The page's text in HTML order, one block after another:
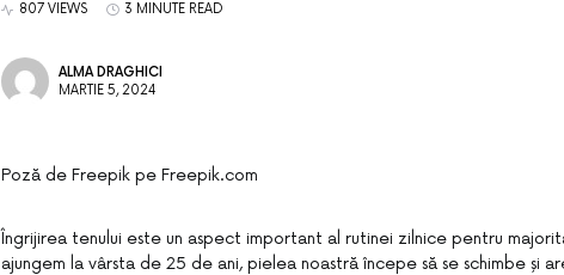
807 VIEWS 3 MINUTE READ
ALMA DRAGHICI
MARTIE 5, 2024
Poză de Freepik pe Freepik.com
Îngrijirea tenului este un aspect important al rutinei zilnice pentru
ajungem la vârsta de 25 de ani, pielea noastră începe să se schimbe și